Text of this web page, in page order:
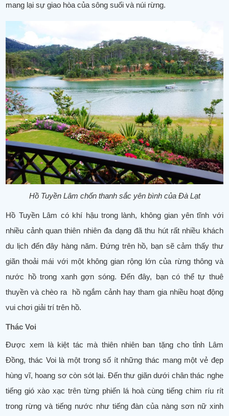
mang lại sự giao hòa của sông suối và núi rừng.
Hồ Tuyền Lâm chốn thanh sắc yên bình của Đà Lạt
Hồ Tuyền Lâm có khí hậu trong lành, không gian yên tĩnh với
nhiều cảnh quan thiên nhiên đa dạng đã thu hút rất nhiều khách
du lịch đến đây hàng năm. Đứng trên hồ, bạn sẽ cảm thấy thư
giãn thoải mái với một không gian rộng lớn của rừng thông và
nước hồ trong xanh gợn sóng. Đến đây, bạn có thể tự thuê
thuyền và chèo ra hồ ngắm cảnh hay tham gia nhiều hoạt động
vui chơi giải trí trên hồ.
Thác Voi
Được xem là kiệt tác mà thiên nhiên ban tặng cho tỉnh Lâm
Đồng, thác Voi là một trong số ít những thác mang một vẻ đẹp
hùng vĩ, hoang sơ còn sót lại. Đến thư giãn dưới chân thác nghe
tiếng gió xào xạc trên từng phiến lá hoà cùng tiếng chim ríu rít
trong rừng và tiếng nước như tiếng đàn của nàng sơn nữ xinh